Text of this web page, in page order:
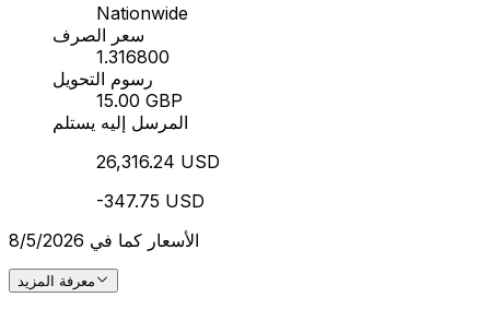
Nationwide
سعر الصرف
1.316800
رسوم التحويل
15.00 GBP
المرسل إليه يستلم
26,316.24 USD
-347.75 USD
الأسعار كما في 8/5/2026
معرفة المزيد